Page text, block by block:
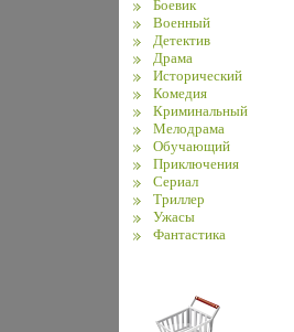
Боевик
Военный
Детектив
Драма
Исторический
Комедия
Криминальный
Мелодрама
Обучающий
Приключения
Сериал
Триллер
Ужасы
Фантастика